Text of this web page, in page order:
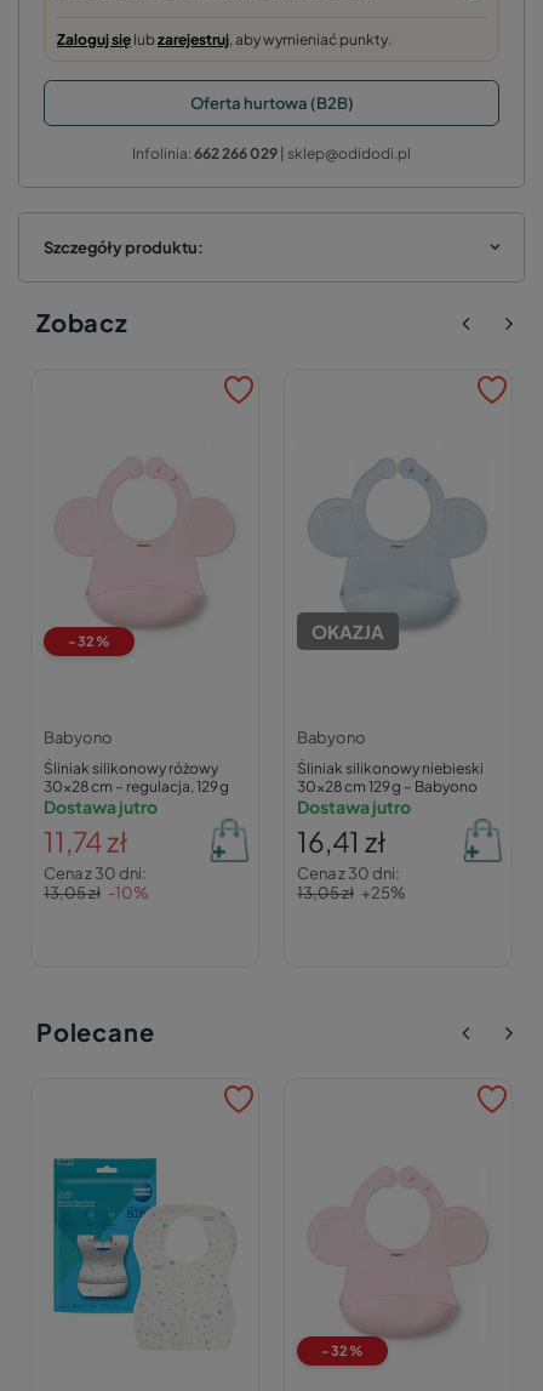
Zaloguj się lubzarejestruj, aby wymieniać punkty.
Oferta hurtowa (B2B)
Infolinia: 662 266 029 | sklep@odidodi.pl
Szczegóły produktu:
Zobacz
-32%
Babyono
Śliniak silikonowy różowy
30×28 cm – regulacja, 129 g
Dostawa jutro
11,74 zł
Cena z 30 dni:
13,05 zł -10%
OKAZJA
Babyono
Śliniak silikonowy niebieski
30×28 cm 129 g – Babyono
Dostawa jutro
16,41 zł
Cena z 30 dni:
13,05 zł +25%
Polecane
-32%